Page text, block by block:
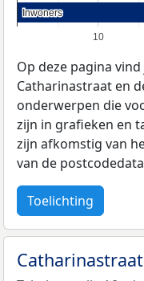
10
Inwoners
Inwoners
Op deze pagina vind
Catharinastraat en
onderwerpen die
zijn in grafieken en
zijn afkomstig van
van de
Toelichting